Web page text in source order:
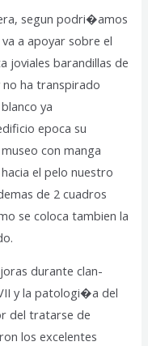
segun podri�amos
a apoyar sobre el
joviales barandillas de
ha transpirado
ya
epoca su
con manga
el pelo nuestro
de 2 cuadros
se coloca tambien la
durante clan-
y la patologi�a del
del tratarse de
los excelentes